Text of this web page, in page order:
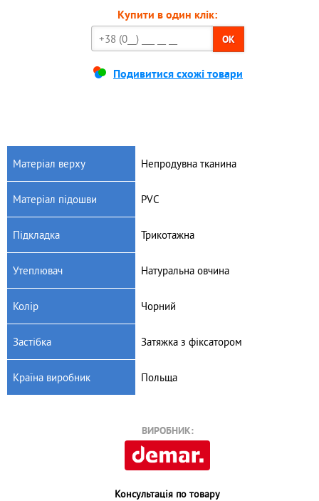
Купити в один клік:
OK
Подивитися схожі товари
Матеріал верху Непродувна тканина
Матеріал підошви PVC
Підкладка Трикотажна
Утеплювач Натуральна овчина
Колір Чорний
Застібка Затяжка з фіксатором
Країна виробник Польща
ВИРОБНИК:
Консультація по товару